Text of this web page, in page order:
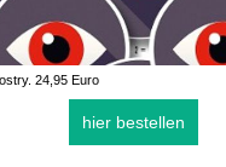
24,95 Euro
hier bestellen